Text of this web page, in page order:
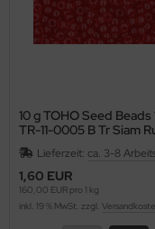
10 g TOHO Seed Beads
TR-11-0005 B Tr Siam
Lieferzeit: ca. 3-8
1,60 EUR
160,00 EUR pro 1 kg
inkl. 19 % MwSt. zzgl.